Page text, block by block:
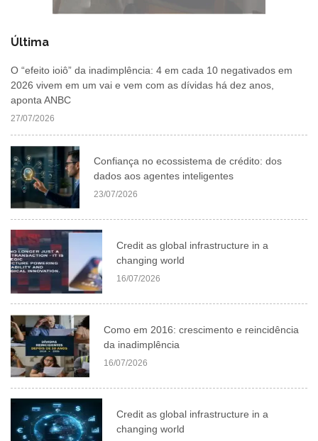
Última
O “efeito ioiô” da inadimplência: 4 em cada 10 negativados em
2026 vivem em um vai e vem com as dívidas há dez anos,
aponta ANBC
27/07/2026
Confiança no ecossistema de crédito: dos
dados aos agentes inteligentes
23/07/2026
Credit as global infrastructure in a
changing world
16/07/2026
Como em 2016: crescimento e reincidência
da inadimplência
16/07/2026
Credit as global infrastructure in a
changing world